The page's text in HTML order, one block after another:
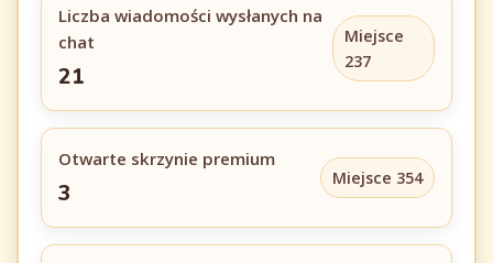
Liczba wiadomości wysłanych na
chat
21
Miejsce
237
Otwarte skrzynie premium
3
Miejsce 354